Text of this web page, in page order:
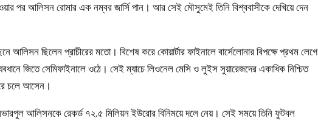
পর আলিসন রোমার এক নম্বর জার্সি পান। আর সেই মৌসুমেই তিনি বিশ্ববাসীকে দেখিয়ে দেন
আলিসন ছিলেন প্রাচীরের মতো। বিশেষ করে কোয়ার্টার ফাইনালে বার্সেলোনার বিপক্ষে প্রথম লেগে
জিতে সেমিফাইনালে ওঠে। সেই ম্যাচে লিওনেল মেসি ও লুইস সুয়ারেজদের একাধিক নিশ্চিত
চলে আসেন।
আলিসনকে রেকর্ড ৭২.৫ মিলিয়ন ইউরোর বিনিময়ে দলে নেয়। সেই সময়ে তিনি ফুটবল